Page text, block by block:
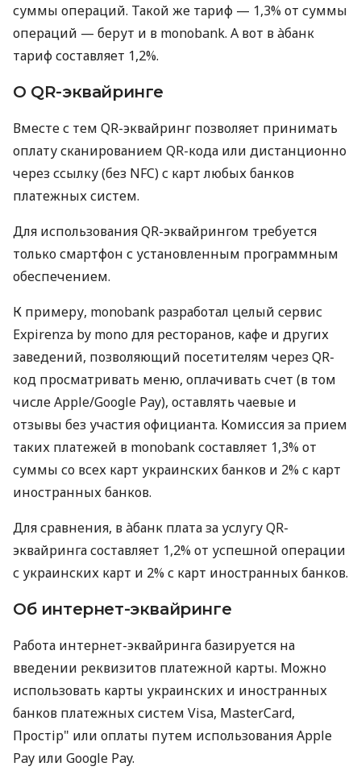
суммы операций. Такой же тариф — 1,3% от суммы
операций — берут и в monobank. А вот в àбанк
тариф составляет 1,2%.
О QR-эквайринге
Вместе с тем QR-эквайринг позволяет принимать
оплату сканированием QR-кода или дистанционно
через ссылку (без NFC) с карт любых банков
платежных систем.
Для использования QR-эквайрингом требуется
только смартфон с установленным программным
обеспечением.
К примеру, monobank разработал целый сервис
Expirenza by mono для ресторанов, кафе и других
заведений, позволяющий посетителям через QR-
код просматривать меню, оплачивать счет (в том
числе Apple/Google Pay), оставлять чаевые и
отзывы без участия официанта. Комиссия за прием
таких платежей в monobank составляет 1,3% от
суммы со всех карт украинских банков и 2% с карт
иностранных банков.
Для сравнения, в àбанк плата за услугу QR-
эквайринга составляет 1,2% от успешной операции
с украинских карт и 2% с карт иностранных банков.
Об интернет-эквайринге
Работа интернет-эквайринга базируется на
введении реквизитов платежной карты. Можно
использовать карты украинских и иностранных
банков платежных систем Visa, MasterCard,
Простір" или оплаты путем использования Apple
Pay или Google Pay.